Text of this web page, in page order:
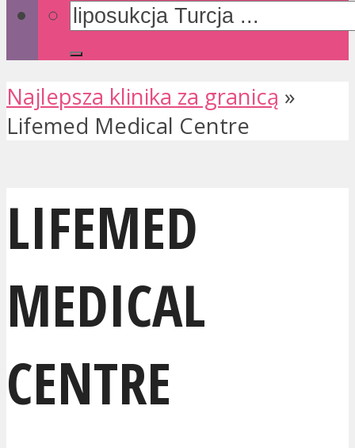
Najlepsza klinika za granicą »
Lifemed Medical Centre
LIFEMED
MEDICAL
CENTRE